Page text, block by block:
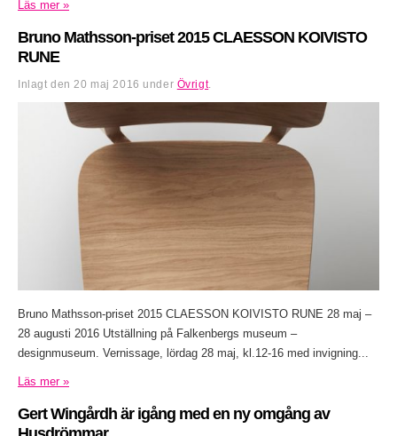
Läs mer »
Bruno Mathsson-priset 2015 CLAESSON KOIVISTO
RUNE
Inlagt den 20 maj 2016 under Övrigt.
Bruno Mathsson-priset 2015 CLAESSON KOIVISTO RUNE 28 maj –
28 augusti 2016 Utställning på Falkenbergs museum –
designmuseum. Vernissage, lördag 28 maj, kl.12-16 med invigning...
Läs mer »
Gert Wingårdh är igång med en ny omgång av